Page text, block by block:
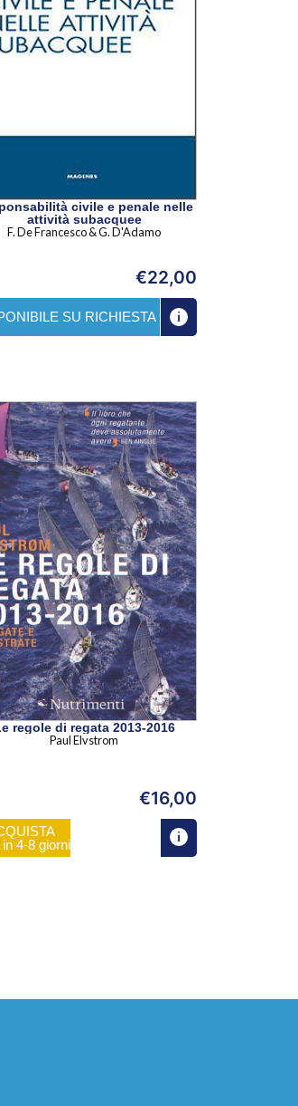
civile e penale nelle
attività subacquee
F. De Francesco & G. D'Adamo
€22,00
SU RICHIESTA
regole di regata 2013-2016
Paul Elvstrom
€16,00
4-8 giorni